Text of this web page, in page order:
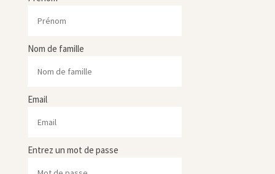
Nom de famille
Email
Entrez un mot de passe